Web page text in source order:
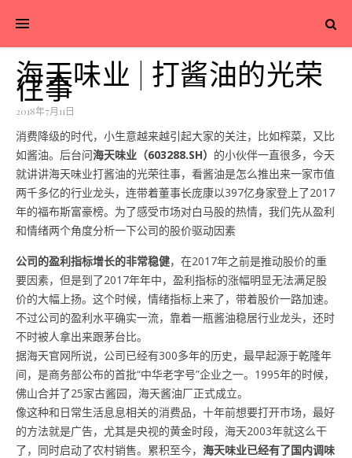
海天味业 | 打酱油的光荣
往事
2018年7月11日
消费降级的时代，小生意越来越引起大家的关注，比如榨菜，又比
如酱油。后台问海天味业（603288.SH） 的小伙伴一直很多，今天
就讲讲海天味业打酱油的光荣往事，看酱油是怎么推出来一家市值
两千多亿的行业龙头，连带着董事长庞康以397亿身家登上了2017
年的福布斯富豪榜。 为了感受市场对白马股的热情，我们先从盈利
和情绪两个角度分析一下公司的股价驱动因素
公司的盈利指标增长的非常稳健，在2017年之前是推动股价的重
要因素，但是到了2017年年中，盈利指标的涨幅明显无法满足股
价的大幅上扬。这个时候，情绪指标上来了，带着股价一路加速。
不过公司的盈利水平确实一流，靠着一瓶酱油稳居行业龙头，还时
不时被人拿出来跟茅台比。
据海天官网所说，公司已经有300多年的历史，最早起源于乾隆年
间，是商务部公布的首批“中华老字号”企业之一。1995年的时候，
佛山合并了25家古酱园，海天酱油厂正式成立。
像这种和日常生活息息相关的消费品，十年前想要打开市场，最好
的方法就是广告，尤其是央视的黄金时段，海天2003年就这么干
了，同时启动了农村销售。累积至今， 海天味业已经有了国内调味